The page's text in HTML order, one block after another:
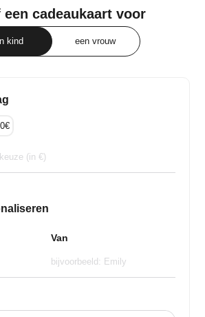
een cadeaukaart voor
kind een vrouw
Van